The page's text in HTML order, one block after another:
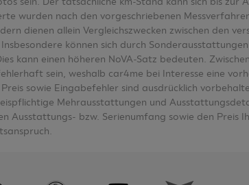
wurden nach den vorgeschriebenen
dienen allein Vergleichszwecken zwischen den
können sich durch
kann einen höheren NoVA-Satz bedeuten.
sein, weshalb car4me bei Interesse eine
sowie Eingabefehler sind ausdrücklich
Mehrausstattungen und
Ausstattungs- bzw. Serienumfang sowie den